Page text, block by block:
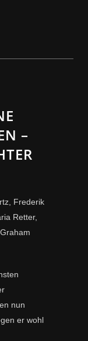
–
Frederik
Retter,
nun
er wohl